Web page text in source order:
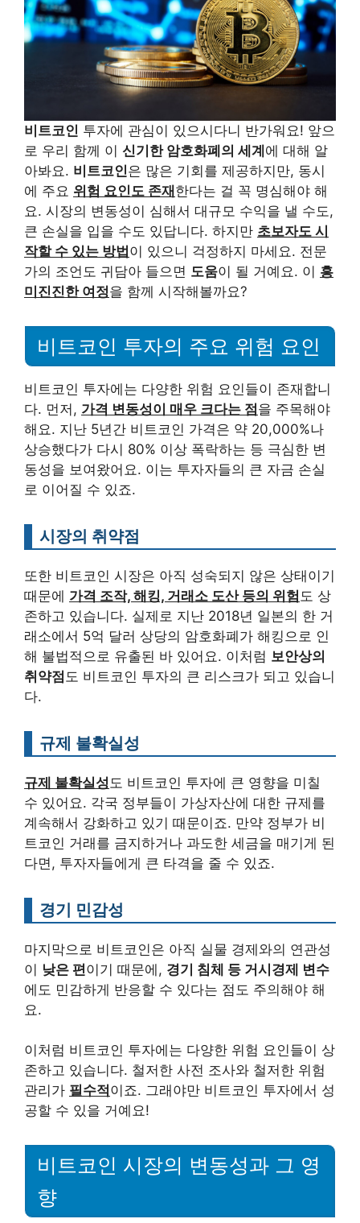
비트코인 투자에 관심이 있으시다니 반가워요! 앞으
로 우리 함께 이 신기한 암호화폐의 세계에 대해 알
아봐요. 비트코인은 많은 기회를 제공하지만, 동시
에 주요 위험 요인도 존재한다는 걸 꼭 명심해야 해
요. 시장의 변동성이 심해서 대규모 수익을 낼 수도,
큰 손실을 입을 수도 있답니다. 하지만 초보자도 시
작할 수 있는 방법이 있으니 걱정하지 마세요. 전문
가의 조언도 귀담아 들으면 도움이 될 거예요. 이 흥
미진진한 여정을 함께 시작해볼까요?
비트코인 투자의 주요 위험 요인
비트코인 투자에는 다양한 위험 요인들이 존재합니
다. 먼저, 가격 변동성이 매우 크다는 점을 주목해야
해요. 지난 5년간 비트코인 가격은 약 20,000%나
상승했다가 다시 80% 이상 폭락하는 등 극심한 변
동성을 보여왔어요. 이는 투자자들의 큰 자금 손실
로 이어질 수 있죠.
시장의 취약점
또한 비트코인 시장은 아직 성숙되지 않은 상태이기
때문에 가격 조작, 해킹, 거래소 도산 등의 위험 도 상
존하고 있습니다. 실제로 지난 2018년 일본의 한 거
래소에서 5억 달러 상당의 암호화폐가 해킹으로 인
해 불법적으로 유출된 바 있어요. 이처럼 보안상의
취약점 도 비트코인 투자의 큰 리스크가 되고 있습니
다.
규제 불확실성
규제 불확실성 도 비트코인 투자에 큰 영향을 미칠
수 있어요. 각국 정부들이 가상자산에 대한 규제를
계속해서 강화하고 있기 때문이죠. 만약 정부가 비
트코인 거래를 금지하거나 과도한 세금을 매기게 된
다면, 투자자들에게 큰 타격을 줄 수 있죠.
경기 민감성
마지막으로 비트코인은 아직 실물 경제와의 연관성
이 낮은 편이기 때문에, 경기 침체 등 거시경제 변수
에도 민감하게 반응할 수 있다는 점도 주의해야 해
요.
이처럼 비트코인 투자에는 다양한 위험 요인들이 상
존하고 있습니다. 철저한 사전 조사와 철저한 위험
관리가 필수적 이죠. 그래야만 비트코인 투자에서 성
공할 수 있을 거예요!
비트코인 시장의 변동성과 그 영
향